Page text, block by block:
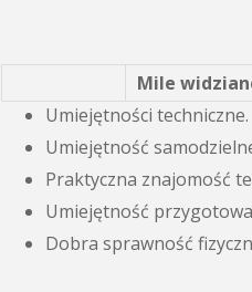
Mile
Umiejętności techniczne.
Umiejętność
Praktyczna znajomość
Umiejętność
Dobra sprawność